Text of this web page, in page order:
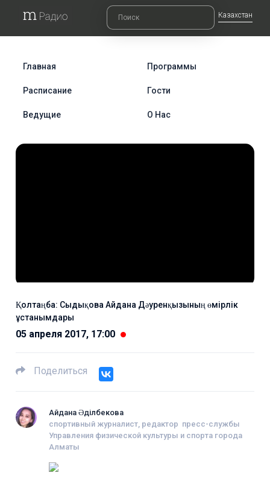
Казахстан
Главная Программы
Расписание Гости
Ведущие О Нас
Қолтаңба: Сыдықова Айдана Дәуренқызының өмірлік
ұстанымдары
05 апреля 2017, 17:00
Поделиться
Айдана Әділбекова
спортивный журналист, редактор пресс-службы
Управления физической культуры и спорта города
Алматы